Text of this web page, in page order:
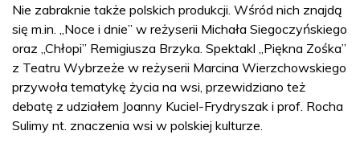
Nie zabraknie także polskich produkcji. Wśród nich znajdą
się m.in. „Noce i dnie” w reżyserii Michała Siegoczyńskiego
oraz „Chłopi” Remigiusza Brzyka. Spektakl „Piękna Zośka”
z Teatru Wybrzeże w reżyserii Marcina Wierzchowskiego
przywoła tematykę życia na wsi, przewidziano też
debatę z udziałem Joanny Kuciel-Frydryszak i prof. Rocha
Sulimy nt. znaczenia wsi w polskiej kulturze.